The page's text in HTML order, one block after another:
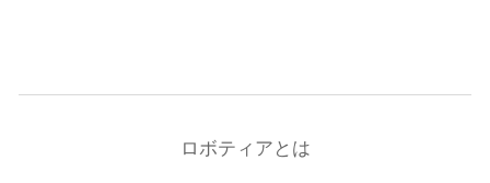
ロボティアとは